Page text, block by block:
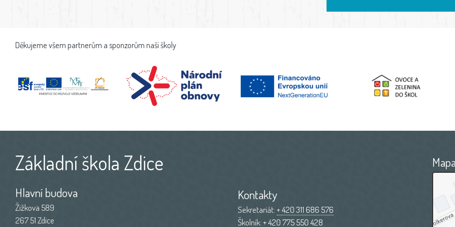
Děkujeme všem partnerům a sponzorům naší školy
Základní škola Zdice
Hlavní budova
Žižkova 589
267 51 Zdice
Kontakty
Sekretariát:+ 420 311 686 576
Školník:+ 420 775 550 428